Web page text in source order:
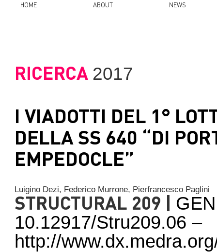
HOME ABOUT NEWS
RICERCA 2017
I VIADOTTI DEL 1°
DELLA SS 640 “DI
EMPEDOCLE”
Luigino Dezi, Federico Murrone, Pierfrancesco Paglini
STRUCTURAL 209 |
10.12917/Stru209.06 –
http://